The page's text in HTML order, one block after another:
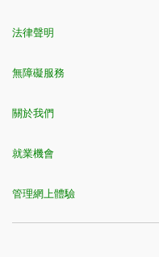
法律聲明
無障礙服務
關於我們
就業機會
管理網上體驗